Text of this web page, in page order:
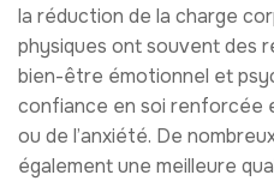
la réduction de la charge
physiques ont souvent des
bien-être émotionnel et
confiance en soi renforcée
ou de l’anxiété. De
également une meilleure